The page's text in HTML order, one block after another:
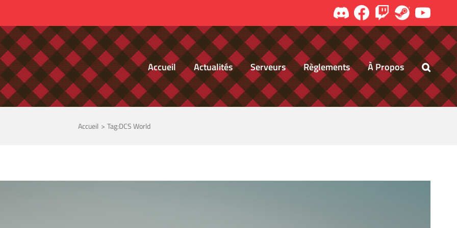
DiscordFacebook
TwitchSteam
Accueil Actualités Serveurs Règlements À Propos
Accueil Tag:DCS World